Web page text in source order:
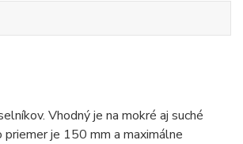
Vhodný je na mokré aj suché
je 150 mm a maximálne